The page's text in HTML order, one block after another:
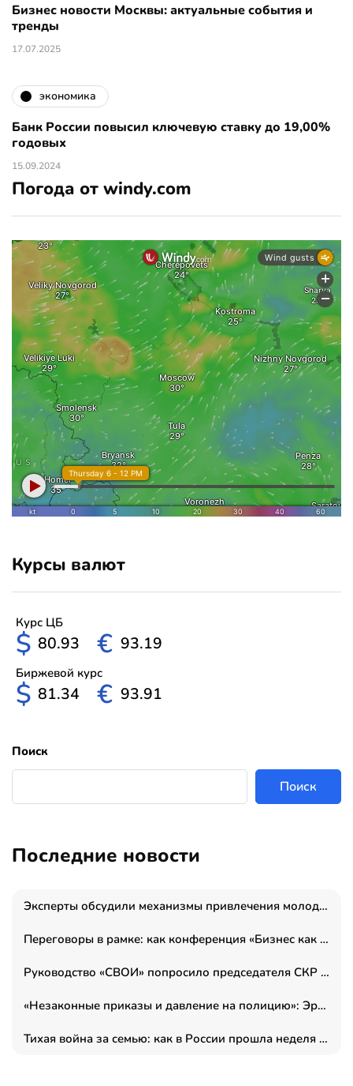
Бизнес новости Москвы: актуальные события и
тренды
17.07.2025
экономика
Банк России повысил ключевую ставку до 19,00%
годовых
15.09.2024
Погода от windy.com
Курсы валют
Курс ЦБ
$ 80.93 € 93.19
Биржевой курс
$ 81.34 € 93.91
Поиск
Поиск
Последние новости
Эксперты обсудили механизмы привлечения молодых специалистов в промышленные города
Переговоры в рамке: как конференция «Бизнес как искусство» переформатирует деловой этикет в стенах ТПП РФ
Руководство «СВОИ» попросило председателя СКР дать правовую оценку обысков в тыловом штабе
«Незаконные приказы и давление на полицию»: Эрнеста Султанова задержали у посольства Израиля во время одиночного пикета
Тихая война за семью: как в России прошла неделя правовой помощи